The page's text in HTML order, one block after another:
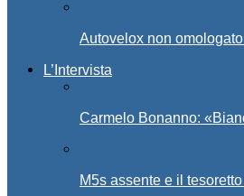
Autovelox non
L’Intervista
Carmelo Bonanno:
M5s assente e il